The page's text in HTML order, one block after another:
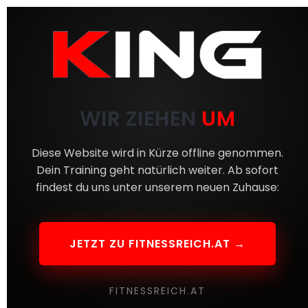
WIR ZIEHEN UM
Diese Website wird in Kürze offline genommen.
Dein Training geht natürlich weiter. Ab sofort
findest du uns unter unserem neuen Zuhause:
JETZT ZU FITNESSREICH.AT →
FITNESSREICH.AT